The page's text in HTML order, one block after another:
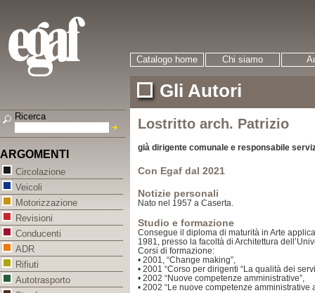
Catalogo home Chi siamo
Gli Autori
Lostritto arch. Patrizio
già dirigente comunale e responsabile
Con Egaf dal 2021
Notizie personali
Nato nel 1957 a Caserta.
Studio e formazione
Consegue il diploma di maturità in Arte
1981, presso la facoltà di Architettura
Corsi di formazione:
• 2001, “Change making”,
• 2001 “Corso per dirigenti “La qualità dei
• 2002 “Nuove competenze amministrative”,
• 2002 “Le nuove competenze
Ricerca
ARGOMENTI
Circolazione
Veicoli
Motorizzazione
Revisioni
Conducenti
ADR
Rifiuti
Autotrasporto